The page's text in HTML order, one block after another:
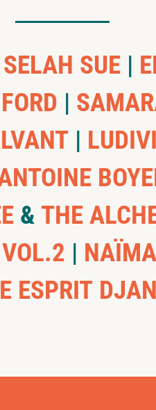
SELAH SUE |
|
|
&THE
|
ESPRIT